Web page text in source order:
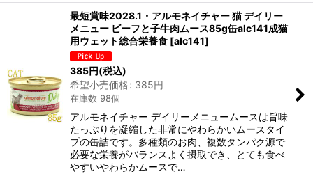
最短賞味2028.1・アルモネイチャー 猫 デイリー
メニュー ビーフと子牛肉ムース85g缶alc141成猫
用ウェット総合栄養食 [alc141]
385円(税込)
希望小売価格: 385円
在庫数 98個
アルモネイチャー デイリーメニュームースは旨味
たっぷりを凝縮した非常にやわらかいムースタイ
プの缶詰です。多種類のお肉、複数タンパク源で
必要な栄養がバランスよく摂取でき、とても食べ
やすいやわらかムースで…